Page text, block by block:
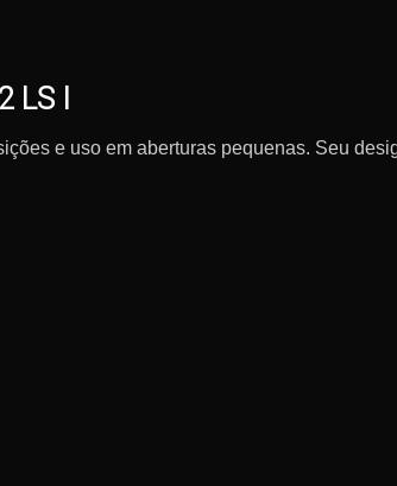
I
e uso em aberturas pequenas. Seu